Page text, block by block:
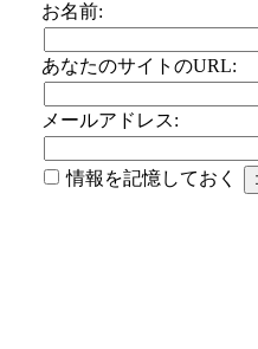
お名前:
あなたのサイトのURL:
メールアドレス:
情報を記憶しておく